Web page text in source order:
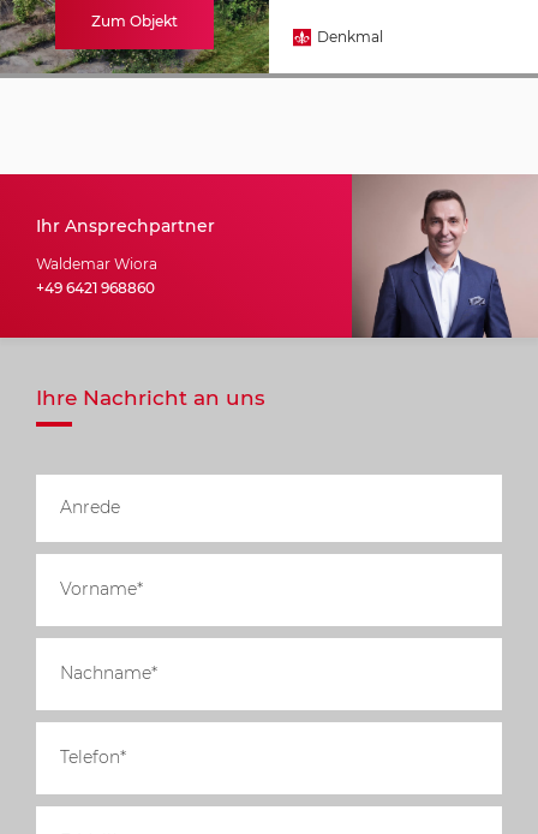
Zum Objekt
Denkmal
Ihr Ansprechpartner
Waldemar Wiora
+49 6421 968860
Ihre Nachricht an uns